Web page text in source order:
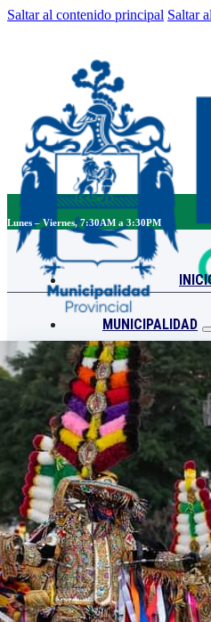
Saltar al contenido principal Saltar
Lunes – Viernes, 7:30AM a 3:30PM
MUNICIPALIDAD
MUNICIPALIDAD
CONCEJO
CONVOCATORIAS
INICIO